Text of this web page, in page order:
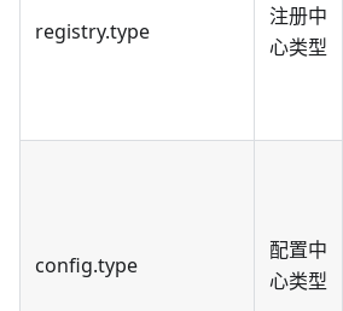
registry.type
注册中
心类型
config.type
配置中
心类型